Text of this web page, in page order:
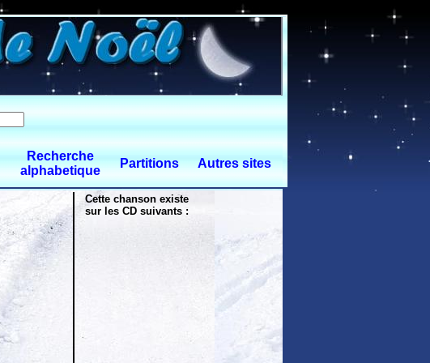
Recherche
alphabetique
Partitions Autres sites
Cette chanson existe
sur les CD suivants :